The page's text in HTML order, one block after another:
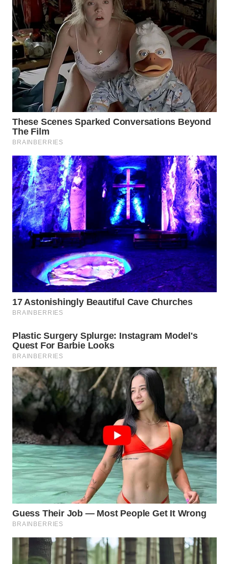
PAKPAK
WN
KARAWANG
WN
BEKASI
WN
BOGOR
WN
DEPOK
WN
TAPANULI
UTARA
WN
SAMOSIR
WN
PADANG
LAWAS
SUMEDANG
WN
CIANJUR
WN
KEPULAUAN
SERIBU
WN
TANGERANG
WN
BINJAI
WN
WN